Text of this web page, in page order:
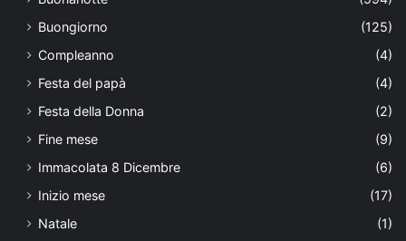
Buongiorno
(125)
Compleanno
(4)
Festa del papà
(4)
Festa della Donna
(2)
Fine mese
(9)
Immacolata 8 Dicembre
(6)
Inizio mese
(17)
Natale
(1)